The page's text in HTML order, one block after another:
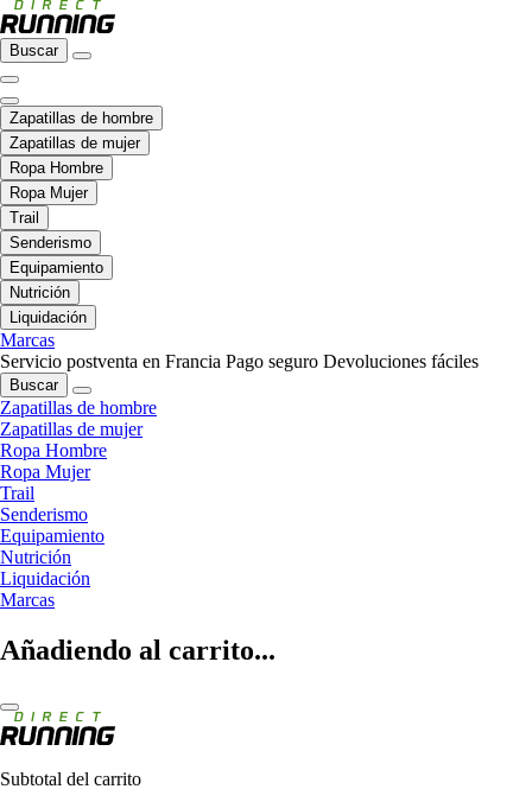
Buscar
Zapatillas de hombre
Zapatillas de mujer
Ropa Hombre
Ropa Mujer
Trail
Senderismo
Equipamiento
Nutrición
Liquidación
Marcas
Servicio postventa en Francia Pago seguro Devoluciones fáciles
Buscar
Zapatillas de hombre
Zapatillas de mujer
Ropa Hombre
Ropa Mujer
Trail
Senderismo
Equipamiento
Nutrición
Liquidación
Marcas
Añadiendo al carrito...
Subtotal del carrito